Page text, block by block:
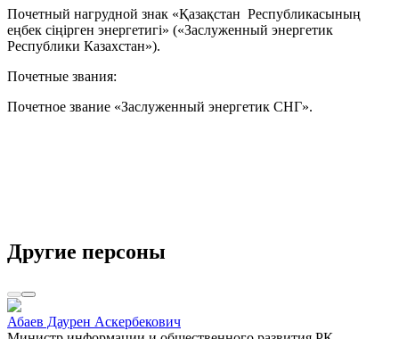
Почетный нагрудной знак «Қазақстан Республикасының
еңбек сіңірген энергетигі» («Заслуженный энергетик
Республики Казахстан»).
Почетные звания:
Почетное звание «Заслуженный энергетик СНГ».
Другие персоны
Абаев Даурен Аскербекович